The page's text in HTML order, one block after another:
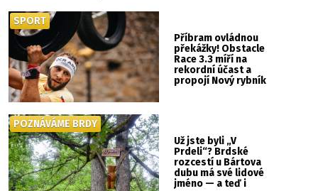
Příbram ovládnou
překážky! Obstacle
Race 3.3 míří na
rekordní účast a
propojí Nový rybník
SPORT
Už jste byli „V
Prdeli“? Brdské
rozcestí u Bártova
dubu má své lidové
jméno — a teď i
POZNÁVÁME BRDY